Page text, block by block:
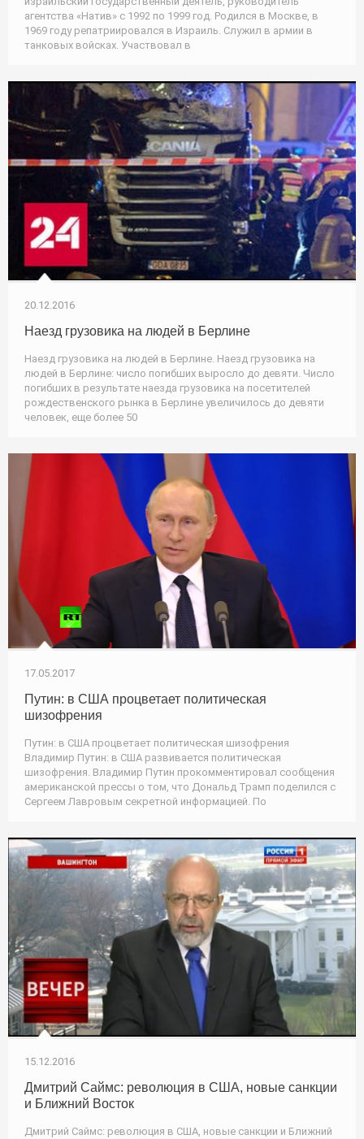
агентства «Натив» с 1992 по 1999 год. Родился в Москве, в
1969 году репатриировался в Израиль. Служил в армии в
танковых войсках. Участвовал в
20.12.2016
Наезд грузовика на людей в Берлине
Наезд грузовика на людей в Берлине. Наезд грузовика на
людей в Берлине: число погибших выросло до девяти. Число
погибших в результате наезда грузовика на посетителей
рождественского рынка в Берлине увеличилось до девяти
человек, еще более 50
17.05.2017
Путин: в США процветает политическая
шизофрения
Путин: в США процветает политическая шизофрения
Владимир Путин: в США развивается политическая
шизофрения. Владимир Путин прокомментировал сообщения
американской прессы о том, что Дональд Трамп поделился с
Сергеем Лавровым секретной информацией. По
15.12.2016
Дмитрий Саймс: революция в США, новые санкции
и Ближний Восток
Дмитрий Саймс: революция в США, новые санкции и Ближний